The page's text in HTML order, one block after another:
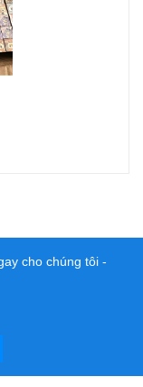
cho chúng tôi -